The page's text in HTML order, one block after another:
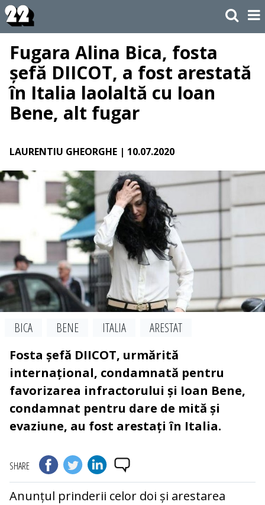
Fugara Alina Bica, fosta
șefă DIICOT, a fost arestată
în Italia laolaltă cu Ioan
Bene, alt fugar
LAURENTIU GHEORGHE | 10.07.2020
BICA BENE ITALIA
ARESTAT
Fosta șefă DIICOT, urmărită
internațional, condamnată pentru
favorizarea infractorului și Ioan Bene,
condamnat pentru dare de mită și
evaziune, au fost arestați în Italia.
SHARE
Anunțul prinderii celor doi și arestarea